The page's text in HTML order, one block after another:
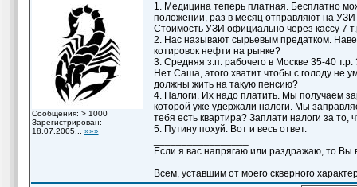
Сообщения: > 1000
Зарегистрирован:
18.07.2005... »»»
1. Медицина теперь платная. Бесплатно
положении, раз в месяц отправляют на
Стоимость УЗИ официально через кассу 7
2. Нас называют сырьевым предатком.
котировок нефти на рынке?
3. Средняя з.п. рабочего в Москве 35-40
Нет Саша, этого хватит чтобы с голоду не
должны жить на такую пенсию?
4. Налоги. Их надо платить. Мы получаем
которой уже удержали налоги. Мы
тебя есть квартира? Заплати налоги за то,
5. Путину похуй. Вот и весь ответ.
Если я вас напрягаю или раздражаю, то Вы
Всем, уставшим от моего скверного